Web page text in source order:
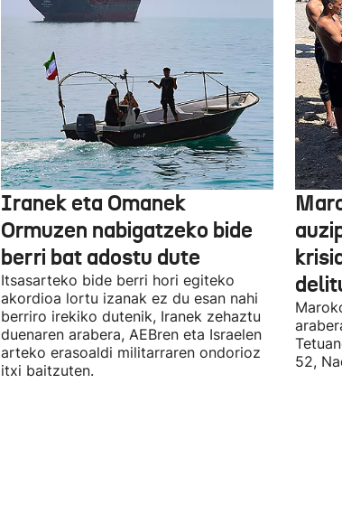
Iranek eta Omanek
Ormuzen nabigatzeko bide
berri bat adostu dute
Itsasarteko bide berri hori egiteko
akordioa lortu izanak ez du esan nahi
berriro irekiko dutenik, Iranek zehaztu
duenaren arabera, AEBren eta Israelen
arteko erasoaldi militarraren ondorioz
itxi baitzuten.
52,